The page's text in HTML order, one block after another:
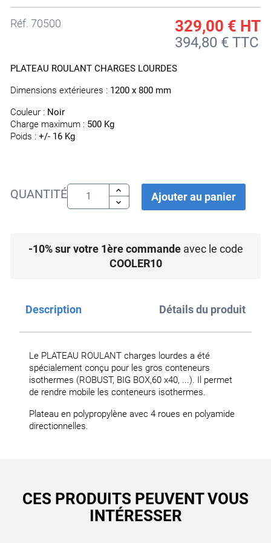
Réf. 70500 329,00 € HT
394,80 € TTC
PLATEAU ROULANT CHARGES LOURDES
Dimensions extérieures : 1200 x 800 mm
Couleur : Noir
Charge maximum : 500 Kg
Poids : +/- 16 Kg
QUANTITÉ Ajouter au panier
-10% sur votre 1ère commandeavec le code
COOLER10
Description Détails du produit
Le PLATEAU ROULANT charges lourdes a été
spécialement conçu pour les gros conteneurs
isothermes (ROBUST, BIG BOX,60 x40, ...). Il permet
de rendre mobile les conteneurs isothermes.
Plateau en polypropylène avec 4 roues en polyamide
directionnelles.
CES PRODUITS PEUVENT VOUS
INTÉRESSER